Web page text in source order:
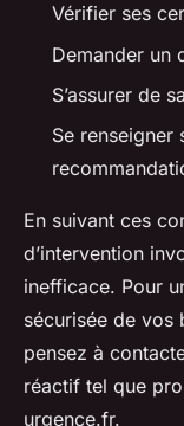
Vérifier ses
Demander un
S’assurer de
Se renseigner
En suivant ces
d’intervention
inefficace. Pour
sécurisée de vos
pensez à
réactif tel que
urgence.fr.